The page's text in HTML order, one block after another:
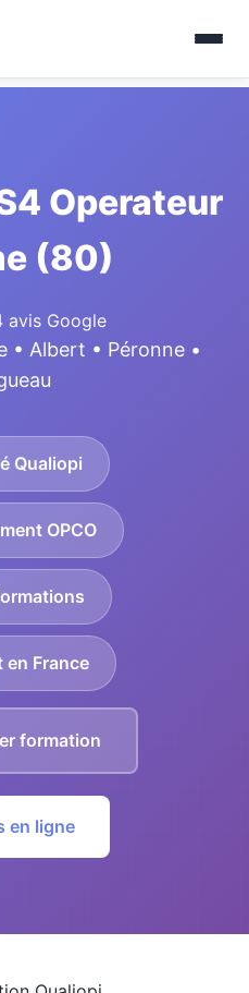
Operateur
(80)
avis Google
• Albert • Péronne •
Qualiopi
OPCO
France
formation
en ligne